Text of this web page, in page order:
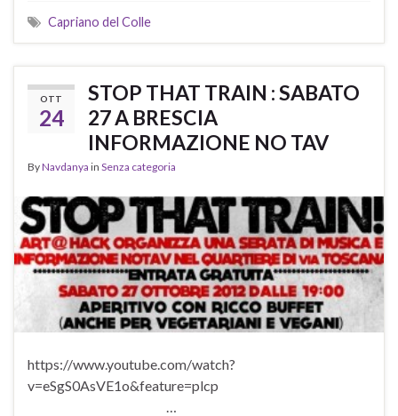
Capriano del Colle
OTT
24
STOP THAT TRAIN : SABATO
27 A BRESCIA
INFORMAZIONE NO TAV
ByNavdanya in Senza categoria
https://www.youtube.com/watch?
v=eSgS0AsVE1o&feature=plcp